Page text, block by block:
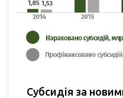
Субсидія за